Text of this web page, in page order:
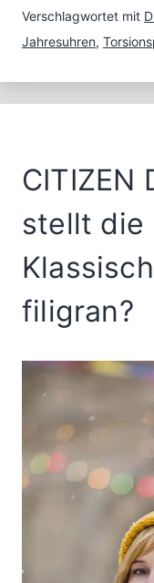
zu
Jahresbeginn
Verschlagwortet mit
Jahresuhren,
CITIZEN
stellt die
filigran?